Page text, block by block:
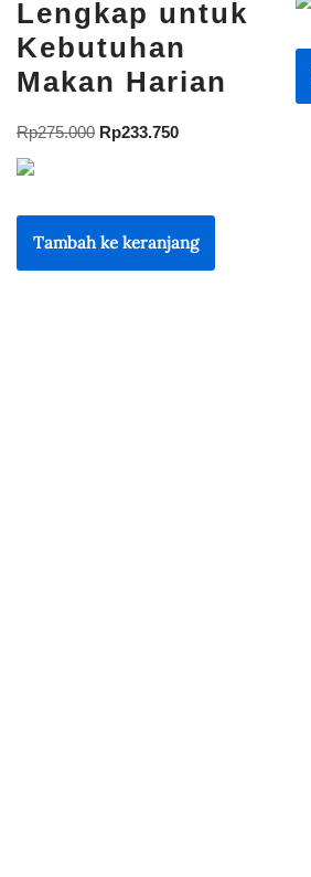
Lengkap untuk
Kebutuhan
Makan Harian
Rp275.000 Rp233.750
Tambah ke keranjang